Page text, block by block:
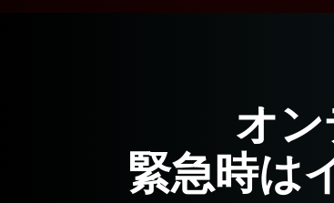
オ
緊急時は